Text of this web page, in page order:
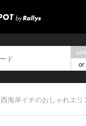
and
or
西海岸イチのおしゃれエ